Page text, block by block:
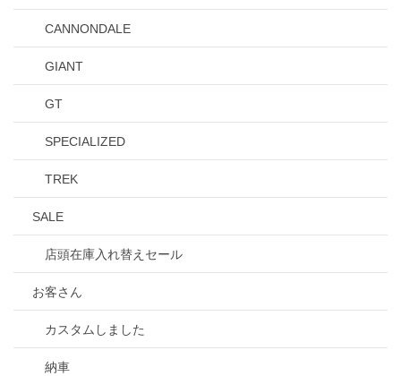
CANNONDALE
GIANT
GT
SPECIALIZED
TREK
SALE
店頭在庫入れ替えセール
お客さん
カスタムしました
納車